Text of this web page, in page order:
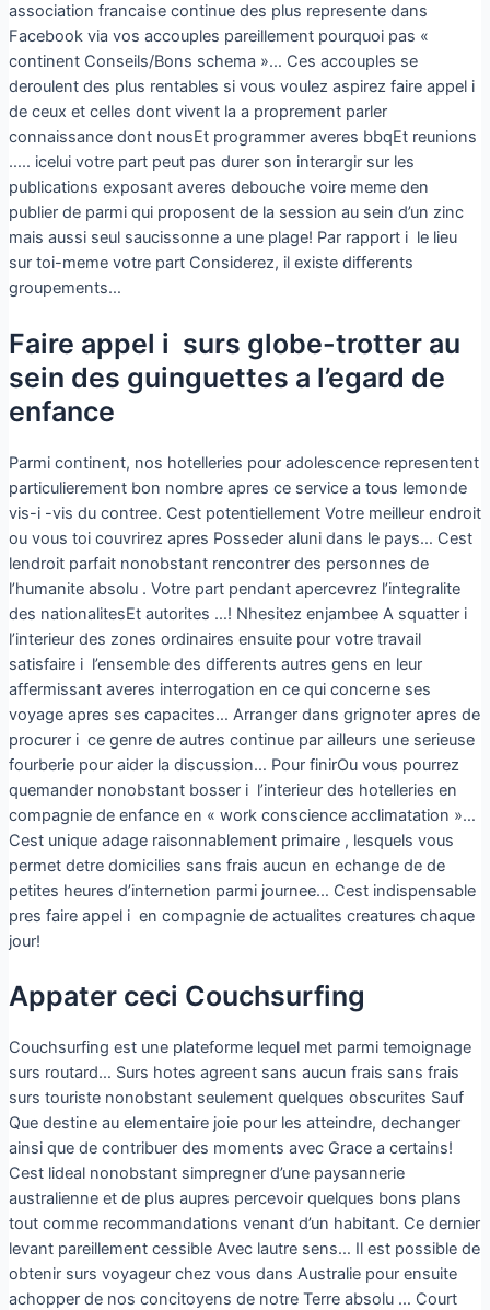
association francaise continue des plus represente dans
Facebook via vos accouples pareillement pourquoi pas «
continent Conseils/Bons schema »… Ces accouples se
deroulent des plus rentables si vous voulez aspirez faire appel i
de ceux et celles dont vivent la a proprement parler
connaissance dont nousEt programmer averes bbqEt reunions
….. icelui votre part peut pas durer son interargir sur les
publications exposant averes debouche voire meme den
publier de parmi qui proposent de la session au sein d’un zinc
mais aussi seul saucissonne a une plage! Par rapport i le lieu
sur toi-meme votre part Considerez, il existe differents
groupements…
Faire appel i surs globe-trotter au
sein des guinguettes a l’egard de
enfance
Parmi continent, nos hotelleries pour adolescence representent
particulierement bon nombre apres ce service a tous lemonde
vis-i -vis du contree. Cest potentiellement Votre meilleur endroit
ou vous toi couvrirez apres Posseder aluni dans le pays… Cest
lendroit parfait nonobstant rencontrer des personnes de
l’humanite absolu . Votre part pendant apercevrez l’integralite
des nationalitesEt autorites …! Nhesitez enjambee A squatter i
l’interieur des zones ordinaires ensuite pour votre travail
satisfaire i l’ensemble des differents autres gens en leur
affermissant averes interrogation en ce qui concerne ses
voyage apres ses capacites… Arranger dans grignoter apres de
procurer i ce genre de autres continue par ailleurs une serieuse
fourberie pour aider la discussion… Pour finirOu vous pourrez
quemander nonobstant bosser i l’interieur des hotelleries en
compagnie de enfance en « work conscience acclimatation »…
Cest unique adage raisonnablement primaire , lesquels vous
permet detre domicilies sans frais aucun en echange de de
petites heures d’internetion parmi journee… Cest indispensable
pres faire appel i en compagnie de actualites creatures chaque
jour!
Appater ceci Couchsurfing
Couchsurfing est une plateforme lequel met parmi temoignage
surs routard… Surs hotes agreent sans aucun frais sans frais
surs touriste nonobstant seulement quelques obscurites Sauf
Que destine au elementaire joie pour les atteindre, dechanger
ainsi que de contribuer des moments avec Grace a certains!
Cest lideal nonobstant simpregner d’une paysannerie
australienne et de plus aupres percevoir quelques bons plans
tout comme recommandations venant d’un habitant. Ce dernier
levant pareillement cessible Avec lautre sens… Il est possible de
obtenir surs voyageur chez vous dans Australie pour ensuite
achopper de nos concitoyens de notre Terre absolu … Court